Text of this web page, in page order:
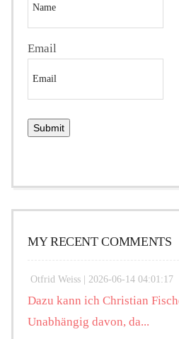
Email
MY RECENT COMMENTS
Otfrid Weiss | 2026-06-14 04:01:17
Dazu kann ich Christian
Unabhängig davon, da...